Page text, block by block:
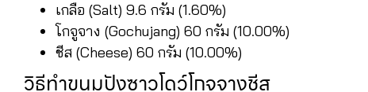
เกลือ (Salt) 9.6 กรัม (1.60%)
โกจูจาง (Gochujang) 60 กรัม (10.00%)
ชีส (Cheese) 60 กรัม (10.00%)
วิธีทำขนมปังซาวโดว์โกจูจางชีส